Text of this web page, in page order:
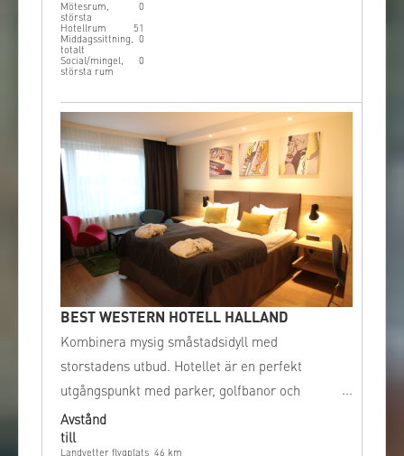
Mötesrum,
största
0
Hotellrum
51
Middagssittning,
totalt
0
Social/mingel,
största rum
0
BEST WESTERN HOTELL HALLAND
Kombinera mysig småstadsidyll med
storstadens utbud. Hotellet är en perfekt
utgångspunkt med parker, golfbanor och
stränder precis runt hörnet. Pendeltåget går
praktiskt taget utanför dörren så det är lätt
Avstånd
till
Landvetter flygplats 46 km